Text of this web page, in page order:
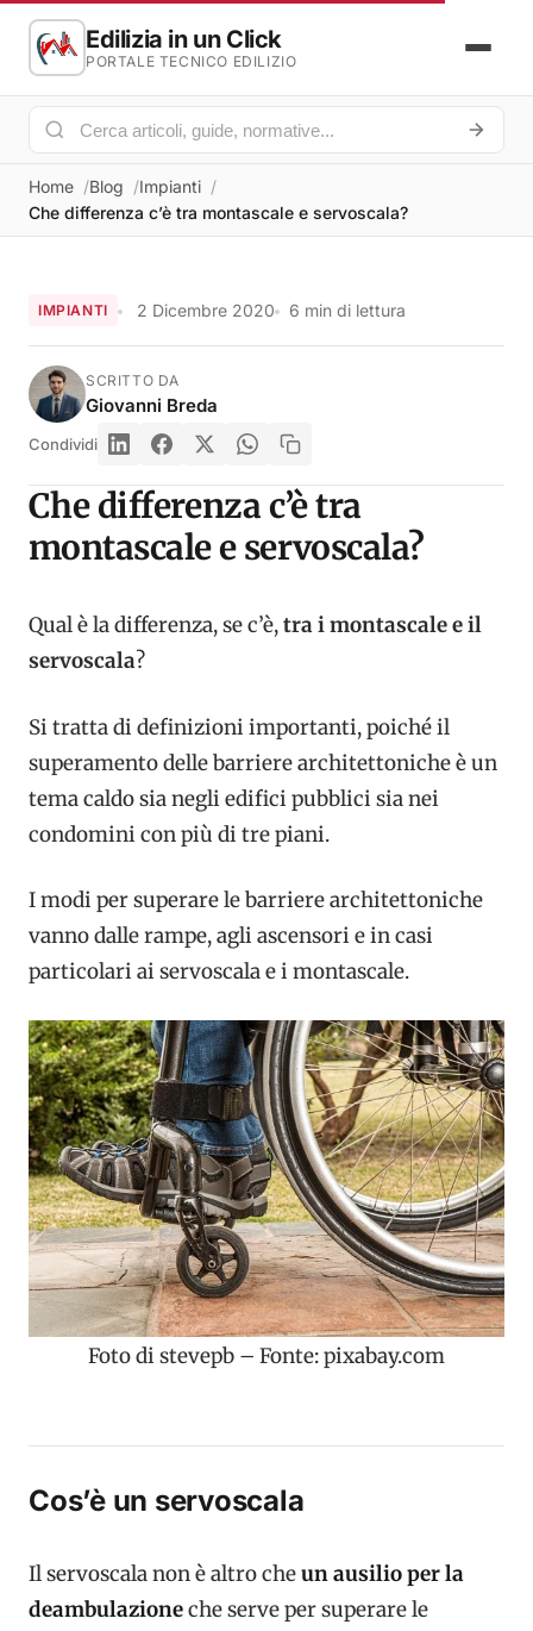
Edilizia in un Click
PORTALE TECNICO EDILIZIO
Home Blog
Impianti
Che differenza c’è tra montascale e servoscala?
IMPIANTI 2 Dicembre 2020 6 min di lettura
SCRITTO DA
Giovanni Breda
Condividi
Che differenza c’è tra
montascale e servoscala?
Qual è la differenza, se c’è,tra i montascale e il
servoscala?
Si tratta di definizioni importanti, poiché il
superamento delle barriere architettoniche è un
tema caldo sia negli edifici pubblici sia nei
condomini con più di tre piani.
I modi per superare le barriere architettoniche
vanno dalle rampe, agli ascensori e in casi
particolari ai servoscala e i montascale.
Foto di stevepb – Fonte: pixabay.com
Cos’è un servoscala
Il servoscala non è altro cheun ausilio per la
deambulazioneche serve per superare le